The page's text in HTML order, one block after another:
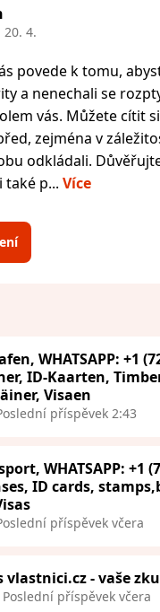
20. 4.
povede k tomu,
a nenechali se
vás. Můžete cítit
zejména v
odkládali.
také p... Více
WHATSAPP: +1
ID-Kaarten,
Visaen
příspěvek 2:43
WHATSAPP: +1
ID cards,
příspěvek včera
vlastnici.cz - vaše
Poslední příspěvek včera